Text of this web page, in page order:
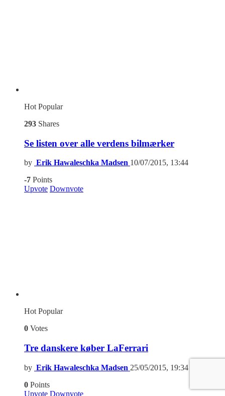
Hot Popular
293 Shares
Se listen over alle verdens bilmærker
by Erik Hawaleschka Madsen 10/07/2015, 13:44
-7 Points
Upvote Downvote
HotPopular
0 Votes
Tre danskere køber LaFerrari
by Erik Hawaleschka Madsen 25/05/2015, 19:34
0 Points
Upvote Downvote